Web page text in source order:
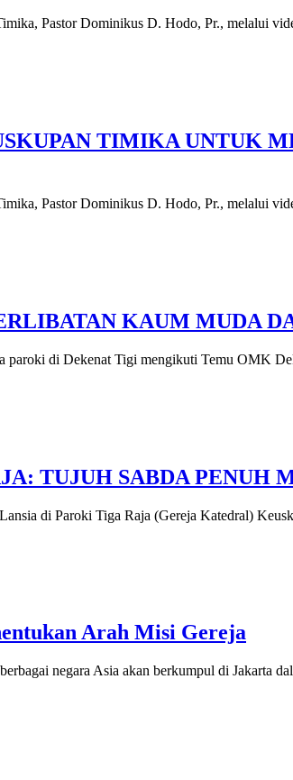
Pastor Dominikus D. Hodo, Pr., melalui
TIMIKA UNTUK
Pastor Dominikus D. Hodo, Pr., melalui
KAUM MUDA
di Dekenat Tigi mengikuti Temu OMK
TUJUH SABDA PENUH
di Paroki Tiga Raja (Gereja Katedral)
Arah Misi Gereja
negara Asia akan berkumpul di Jakarta